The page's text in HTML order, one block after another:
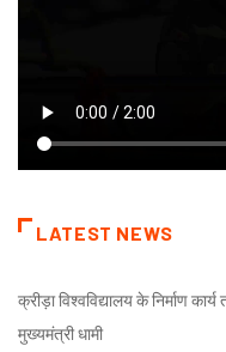
LATEST NEWS
क्रीड़ा विश्वविद्यालय के निर्माण
मुख्यमंत्री धामी